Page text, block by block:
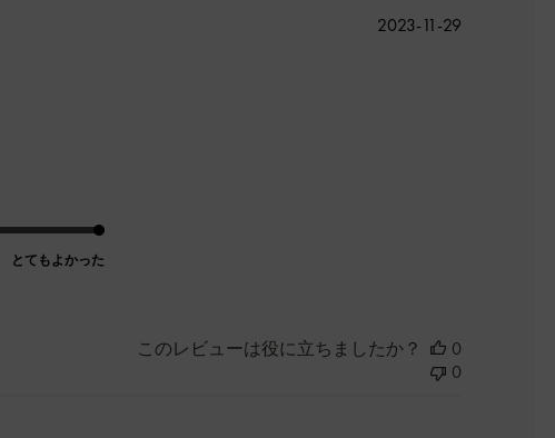
とてもよかった
公
2023-11-29
このレビューは役に立ちましたか？
0
0